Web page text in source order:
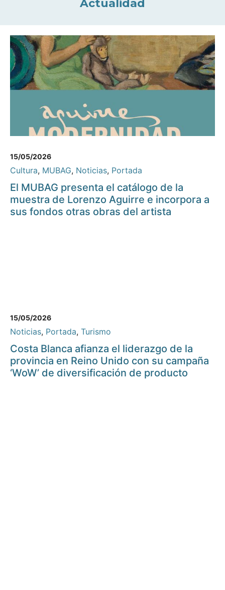
Actualidad
15/05/2026
Cultura, MUBAG, Noticias, Portada
El MUBAG presenta el catálogo de la
muestra de Lorenzo Aguirre e incorpora a
sus fondos otras obras del artista
15/05/2026
Noticias, Portada, Turismo
Costa Blanca afianza el liderazgo de la
provincia en Reino Unido con su campaña
‘WoW’ de diversificación de producto